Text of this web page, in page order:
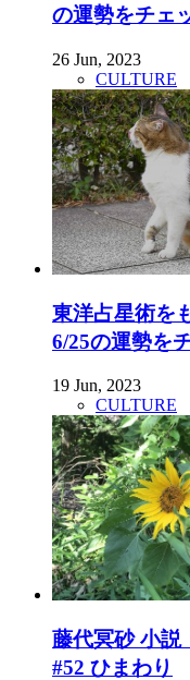
の運勢をチェ
26 Jun, 2023
CULTURE
東洋占星術を
6/25の運勢を
19 Jun, 2023
CULTURE
藤代冥砂 小
#52 ひまわり